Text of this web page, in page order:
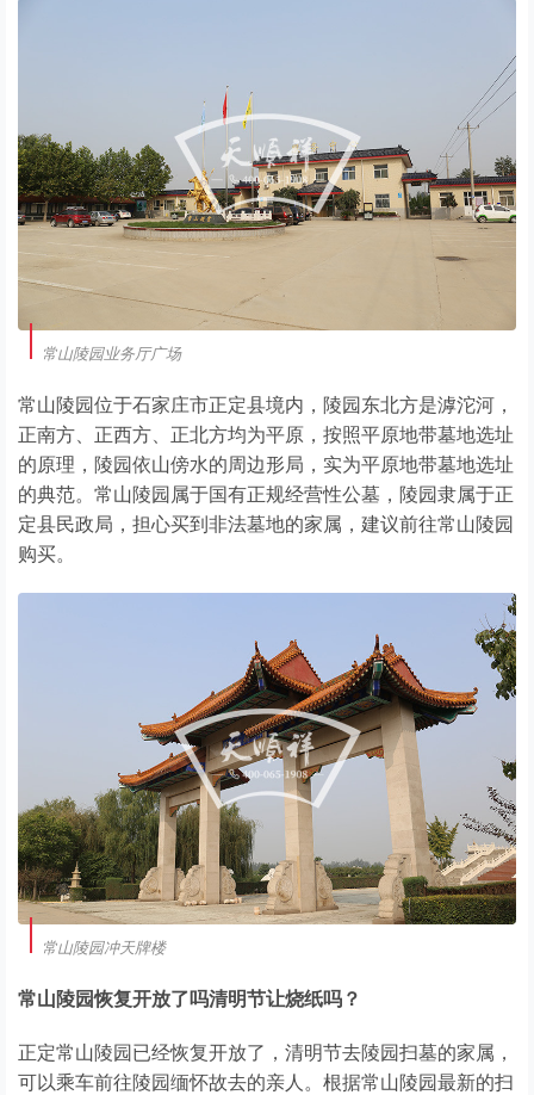
常山陵园业务厅广场
常山陵园位于石家庄市正定县境内，陵园东北方是滹沱河，
正南方、正西方、正北方均为平原，按照平原地带墓地选址
的原理，陵园依山傍水的周边形局，实为平原地带墓地选址
的典范。常山陵园属于国有正规经营性公墓，陵园隶属于正
定县民政局，担心买到非法墓地的家属，建议前往常山陵园
购买。
常山陵园冲天牌楼
常山陵园恢复开放了吗清明节让烧纸吗？
正定常山陵园已经恢复开放了，清明节去陵园扫墓的家属，
可以乘车前往陵园缅怀故去的亲人。根据常山陵园最新的扫